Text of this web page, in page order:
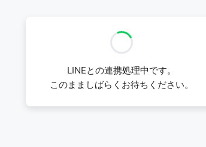
LINEとの連携処理中です。
このまましばらくお待ちください。